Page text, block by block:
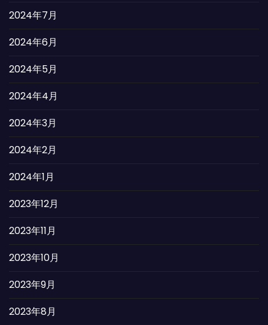
2024年7月
2024年6月
2024年5月
2024年4月
2024年3月
2024年2月
2024年1月
2023年12月
2023年11月
2023年10月
2023年9月
2023年8月